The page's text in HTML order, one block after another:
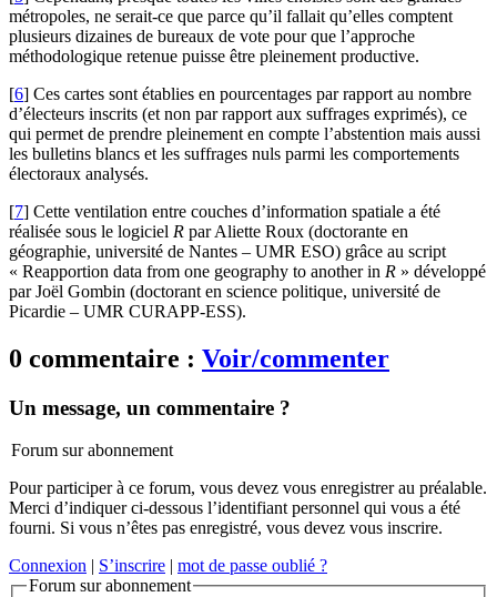
métropoles, ne serait-ce que parce qu’il fallait qu’elles comptent
plusieurs dizaines de bureaux de vote pour que l’approche
méthodologique retenue puisse être pleinement productive.
[6] Ces cartes sont établies en pourcentages par rapport au nombre
d’électeurs inscrits (et non par rapport aux suffrages exprimés), ce
qui permet de prendre pleinement en compte l’abstention mais aussi
les bulletins blancs et les suffrages nuls parmi les comportements
électoraux analysés.
[7] Cette ventilation entre couches d’information spatiale a été
réalisée sous le logiciel R par Aliette Roux (doctorante en
géographie, université de Nantes – UMR ESO) grâce au script
« Reapportion data from one geography to another in R » développé
par Joël Gombin (doctorant en science politique, université de
Picardie – UMR CURAPP‑ESS).
0 commentaire : Voir/commenter
Un message, un commentaire ?
Forum sur abonnement
Pour participer à ce forum, vous devez vous enregistrer au préalable.
Merci d’indiquer ci-dessous l’identifiant personnel qui vous a été
fourni. Si vous n’êtes pas enregistré, vous devez vous inscrire.
Connexion | S’inscrire | mot de passe oublié ?
Forum sur abonnement